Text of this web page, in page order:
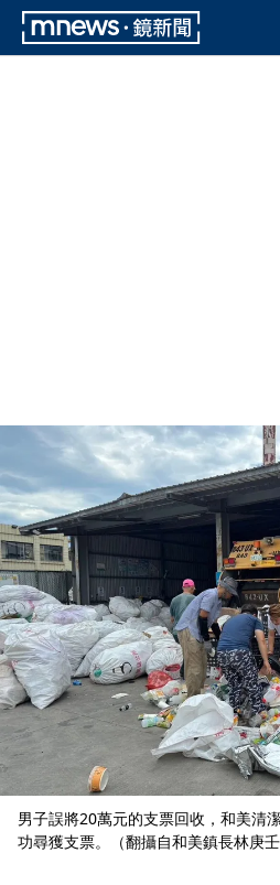
男子誤將20萬元的支票回收，和美清
功尋獲支票。（翻攝自和美鎮長林庚壬